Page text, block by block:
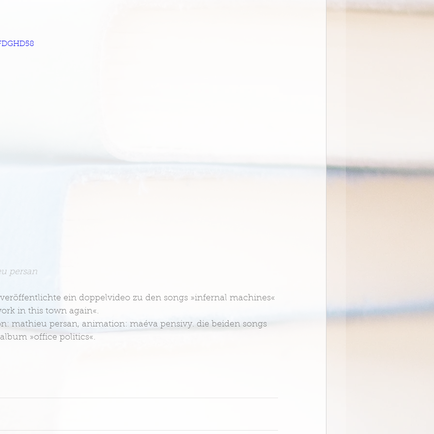
persan
ein doppelvideo zu den songs »infernal machines«
in this town again«.
mathieu persan, animation: maéva pensivy. die beiden songs
»office politics«.